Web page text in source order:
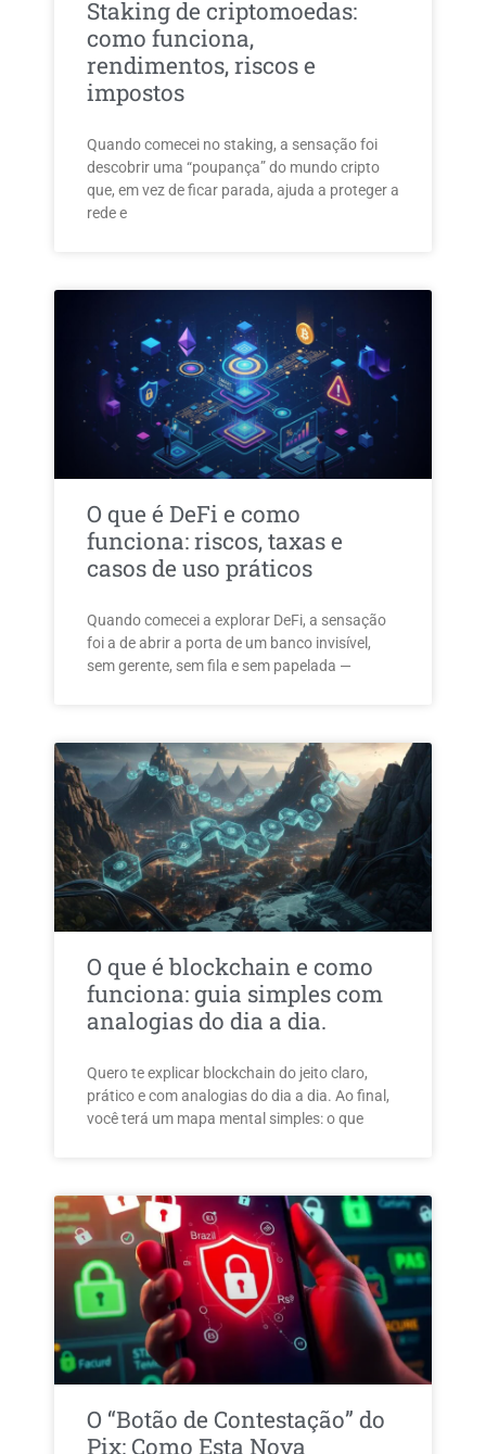
Staking de criptomoedas:
como funciona,
rendimentos, riscos e
impostos
Quando comecei no staking, a sensação foi
descobrir uma “poupança” do mundo cripto
que, em vez de ficar parada, ajuda a proteger a
rede e
O que é DeFi e como
funciona: riscos, taxas e
casos de uso práticos
Quando comecei a explorar DeFi, a sensação
foi a de abrir a porta de um banco invisível,
sem gerente, sem fila e sem papelada —
O que é blockchain e como
funciona: guia simples com
analogias do dia a dia.
Quero te explicar blockchain do jeito claro,
prático e com analogias do dia a dia. Ao final,
você terá um mapa mental simples: o que
O “Botão de Contestação” do
Pix: Como Esta Nova